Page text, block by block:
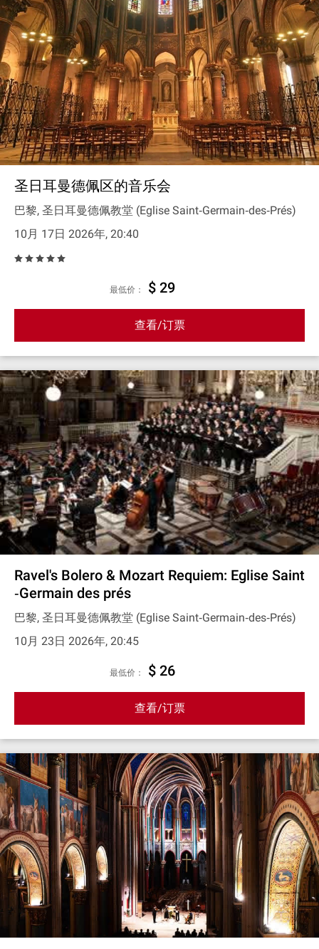
圣日耳曼德佩区的音乐会
巴黎, 圣日耳曼德佩教堂 (Eglise Saint‐Germain‐des‐Prés)
10月 17日 2026年, 20:40
最低价： $ 29
查看/订票
Ravel's Bolero & Mozart Requiem: Eglise Saint
‐Germain des prés
巴黎, 圣日耳曼德佩教堂 (Eglise Saint‐Germain‐des‐Prés)
10月 23日 2026年, 20:45
最低价： $ 26
查看/订票